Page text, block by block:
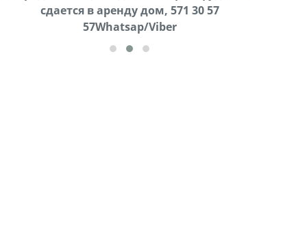
cдается в аренду дом, 571 30 57
57Whatsap/Viber
57Whatsap/Viber